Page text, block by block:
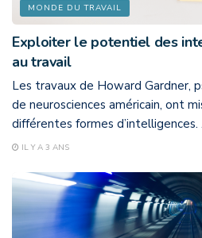
MONDE DU TRAVAIL
Exploiter le potentiel des
au travail
Les travaux de Howard Gardner,
de neurosciences américain, ont
différentes formes d’intelligences.
IL Y A 3 ANS